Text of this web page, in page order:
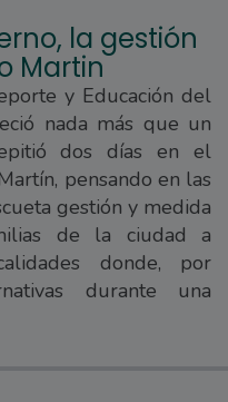
la gestión
Martin
y Educación del
nada más que un
dos días en el
pensando en las
gestión y medida
de la ciudad a
donde, por
durante una